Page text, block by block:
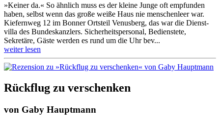
»Keiner da.« So ähnlich muss es der kleine Junge oft empfunden
haben, selbst wenn das große weiße Haus nie menschen­leer war.
Kiefernweg 12 im Bonner Ortsteil Venusberg, das war die Dienst­
villa des Bundes­kanzlers. Sicher­heits­personal, Bediens­tete,
Sekretäre, Gäste werden es rund um die Uhr bev...
weiter lesen
Rückflug zu verschenken
von Gaby Hauptmann